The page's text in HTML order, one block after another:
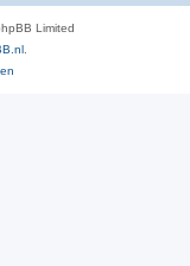
Limited